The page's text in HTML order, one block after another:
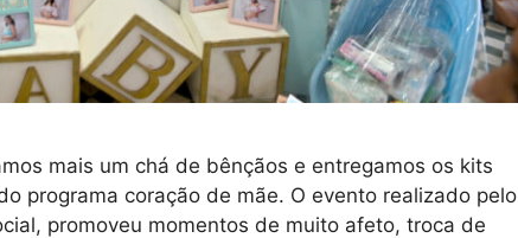
mais um chá de bênçãos e entregamos os kits
programa coração de mãe. O evento realizado pelo
promoveu momentos de muito afeto, troca de